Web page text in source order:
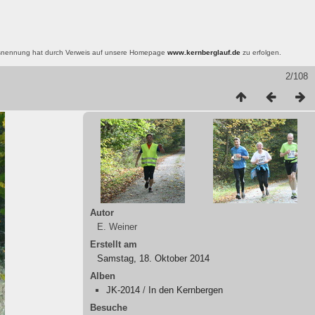
hat durch Verweis auf unsere Homepage www.kernberglauf.de zu erfolgen.
2/108
Autor
E. Weiner
Erstellt am
Samstag, 18. Oktober 2014
Alben
JK-2014 / In den Kernbergen
Besuche